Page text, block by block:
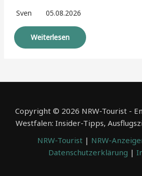
Sven 05.08.2026
Weiterlesen
Copyright © 2026 NRW-Tourist -
Westfalen: Insider-Tipps,
NRW-Tourist | NRW-
Datenschutzerklärung |